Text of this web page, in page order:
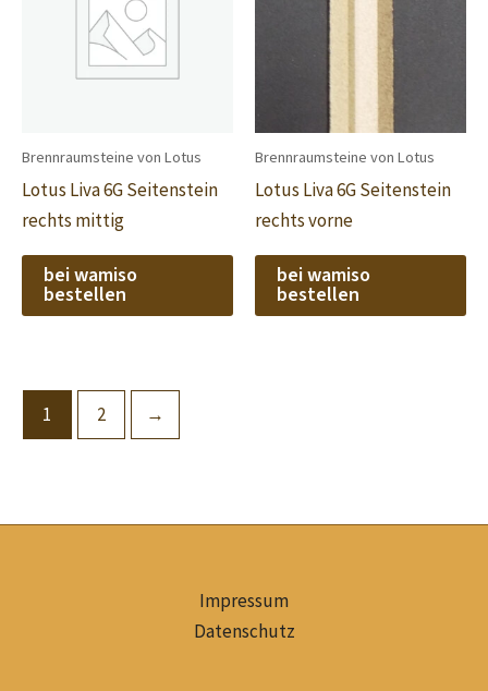
Brennraumsteine von Lotus
Lotus Liva 6G Seitenstein
rechts mittig
bei wamiso
bestellen
Brennraumsteine von Lotus
Lotus Liva 6G Seitenstein
rechts vorne
bei wamiso
bestellen
1 2 →
Impressum
Datenschutz